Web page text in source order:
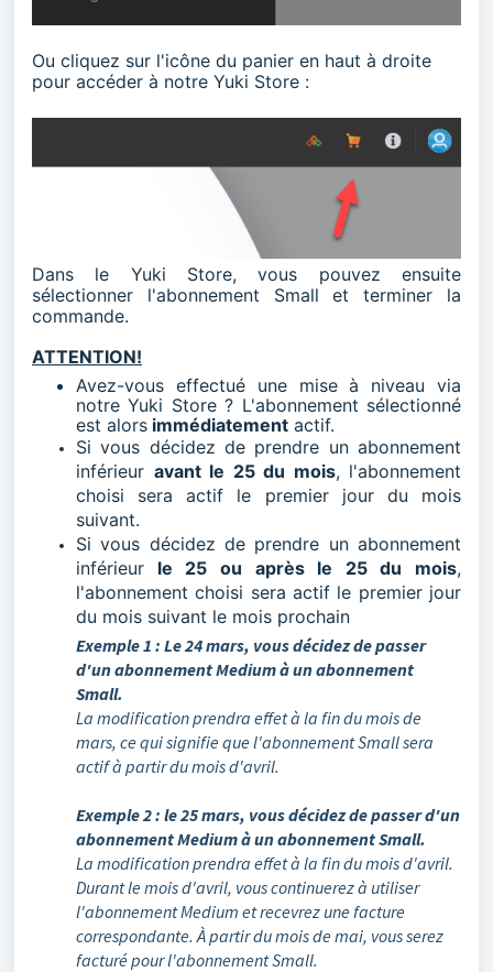
Ou cliquez sur l'icône du panier en haut à droite
pour accéder à notre Yuki Store :
Dans le Yuki Store, vous pouvez ensuite
sélectionner l'abonnement Small et terminer la
commande.
ATTENTION!
Avez-vous effectué une mise à niveau via
notre Yuki Store ? L'abonnement sélectionné
est alors immédiatement actif.
Si vous décidez de prendre un abonnement
inférieur avant le 25 du mois, l'abonnement
choisi sera actif le premier jour du mois
suivant.
Si vous décidez de prendre un abonnement
inférieur le 25 ou après le 25 du mois,
l'abonnement choisi sera actif le premier jour
du mois suivant le mois prochain
Exemple 1 : Le 24 mars, vous décidez de passer
d'un abonnement Medium à un abonnement
Small.
La modification prendra effet à la fin du mois de
mars, ce qui signifie que l'abonnement Small sera
actif à partir du mois d'avril.
Exemple 2 : le 25 mars, vous décidez de passer d'un
abonnement Medium à un abonnement Small.
La modification prendra effet à la fin du mois d'avril.
Durant le mois d'avril, vous continuerez à utiliser
l'abonnement Medium et recevrez une facture
correspondante. À partir du mois de mai, vous serez
facturé pour l'abonnement Small.